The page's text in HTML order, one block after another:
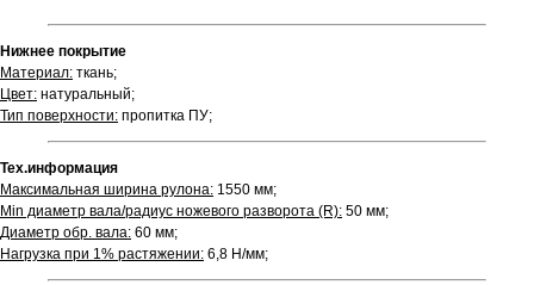
Нижнее покрытие
Материал: ткань;
Цвет: натуральный;
Тип поверхности: пропитка ПУ;
Тех.информация
Максимальная ширина рулона: 1550 мм;
Min диаметр вала/радиус ножевого разворота (R): 50 мм;
Диаметр обр. вала: 60 мм;
Нагрузка при 1% растяжении: 6,8 Н/мм;